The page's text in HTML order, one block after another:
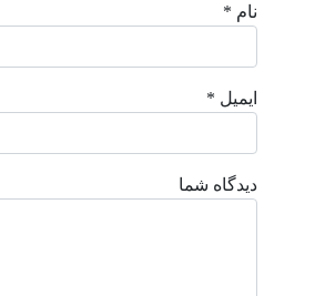
نام *
ایمیل *
دیدگاه شما